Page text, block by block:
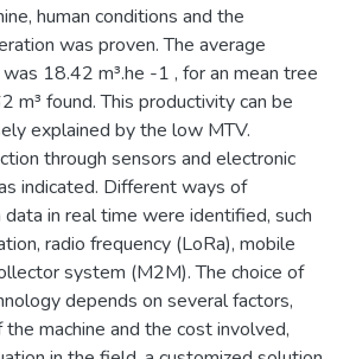
human conditions and the
was proven. The average
18.42 m³.he -1 , for an mean tree
m³ found. This productivity can be
explained by the low MTV.
through sensors and electronic
indicated. Different ways of
in real time were identified, such
radio frequency (LoRa), mobile
system (M2M). The choice of
depends on several factors,
machine and the cost involved,